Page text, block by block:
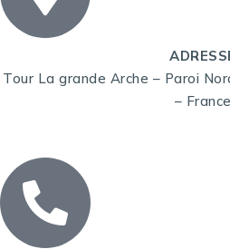
Tour La grande Arche – Paroi
– France